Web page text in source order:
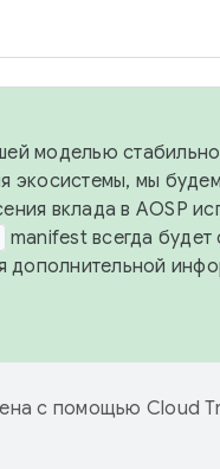
моделью
экосистемы, мы
вклада в AOSP
manifest всегда
дополнительной
с помощью Cloud